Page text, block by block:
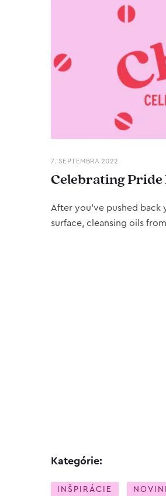
7. SEPTEMBRA 2022
Celebrating Pride
After you’ve pushed back
surface, cleansing oils from
Kategórie:
INŠPIRÁCIE